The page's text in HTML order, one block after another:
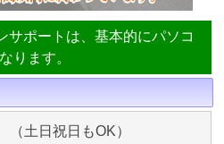
ポートは、基本的にパソコ
ります。
土日祝日もOK）